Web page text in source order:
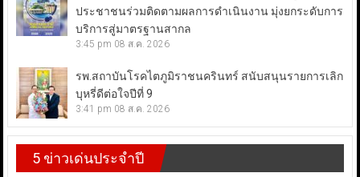
ประชาชนร่วมติดตามผลการดำเนินงาน มุ่งยกระดับการ
บริการสู่มาตรฐานสากล
3:45 pm 08 ส.ค. 2026
รพ.สถาบันโรคไตภูมิราชนครินทร์ สนับสนุนรายการเลิก
บุหรี่ดีต่อใจปีที่ 9
3:41 pm 08 ส.ค. 2026
5 ข่าวเด่นประจำปี